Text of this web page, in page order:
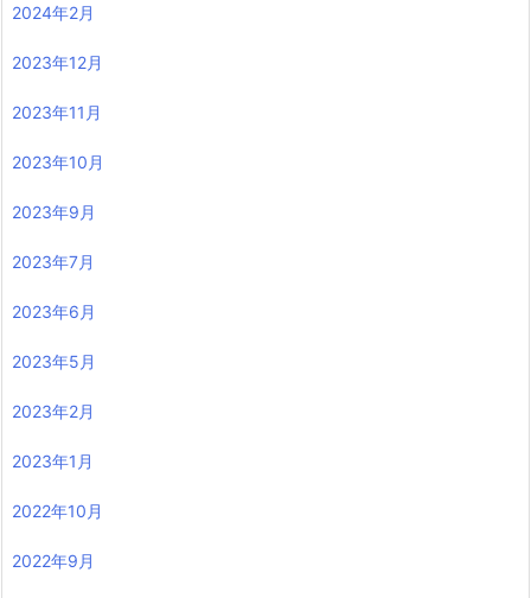
2024年2月
2023年12月
2023年11月
2023年10月
2023年9月
2023年7月
2023年6月
2023年5月
2023年2月
2023年1月
2022年10月
2022年9月